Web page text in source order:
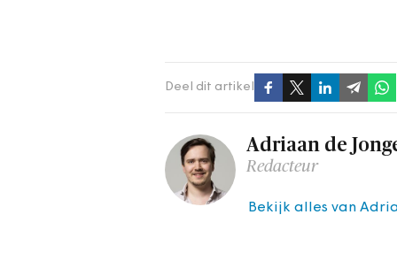
Deel dit artikel
Adriaan de
Redacteur
Bekijk alles van